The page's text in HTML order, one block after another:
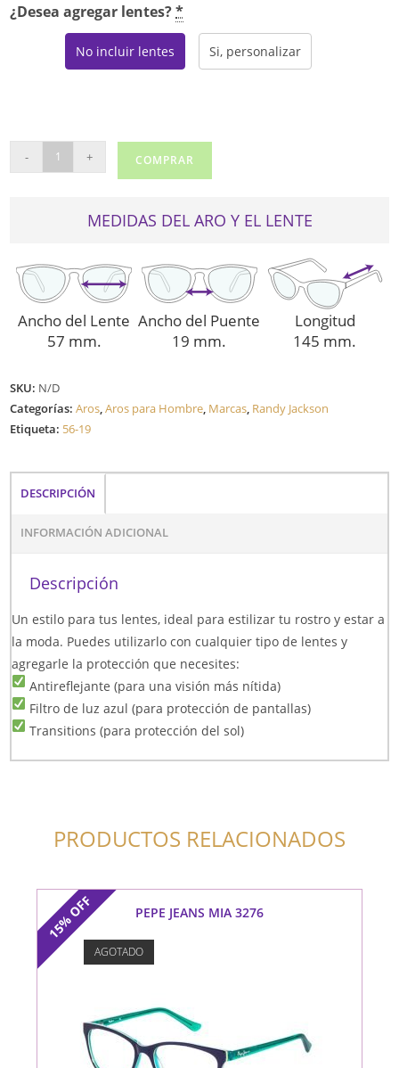
¿Desea agregar lentes?*
No incluir lentes Si, personalizar
JACKSON
- + COMPRAR
MEDIDAS DEL ARO Y EL LENTE
Ancho del Lente
57 mm.
Ancho del Puente
19 mm.
Longitud
145 mm.
SKU: N/D
Categorías:Aros,Aros para Hombre, Marcas, Randy Jackson
Etiqueta: 56-19
DESCRIPCIÓN
INFORMACIÓN ADICIONAL
Descripción
Un estilo para tus lentes, ideal para estilizar tu rostro y estar a
la moda. Puedes utilizarlo con cualquier tipo de lentes y
agregarle la protección que necesites:
Antireflejante (para una visión más nítida)
Filtro de luz azul (para protección de pantallas)
Transitions (para protección del sol)
PRODUCTOS RELACIONADOS
15%
OFF PEPE JEANS MIA 3276
AGOTADO